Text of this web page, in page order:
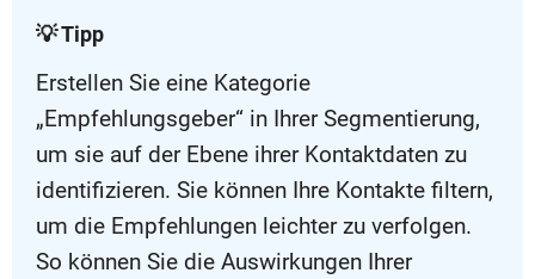
💡 Tipp
Erstellen Sie eine Kategorie
„Empfehlungsgeber“ in Ihrer Segmentierung,
um sie auf der Ebene ihrer Kontaktdaten zu
identifizieren. Sie können Ihre Kontakte filtern,
um die Empfehlungen leichter zu verfolgen.
So können Sie die Auswirkungen Ihrer